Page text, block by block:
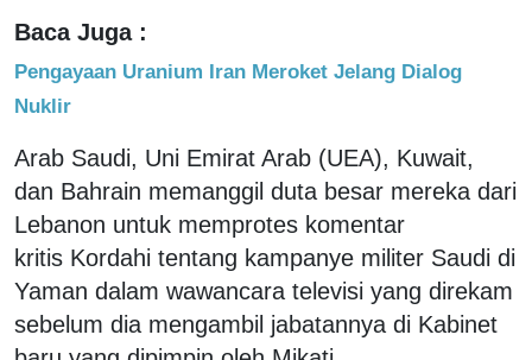
Baca Juga :
Pengayaan Uranium Iran Meroket Jelang Dialog
Nuklir
Arab Saudi, Uni Emirat Arab (UEA), Kuwait,
dan Bahrain memanggil duta besar mereka dari
Lebanon untuk memprotes komentar
kritis Kordahi tentang kampanye militer Saudi di
Yaman dalam wawancara televisi yang direkam
sebelum dia mengambil jabatannya di Kabinet